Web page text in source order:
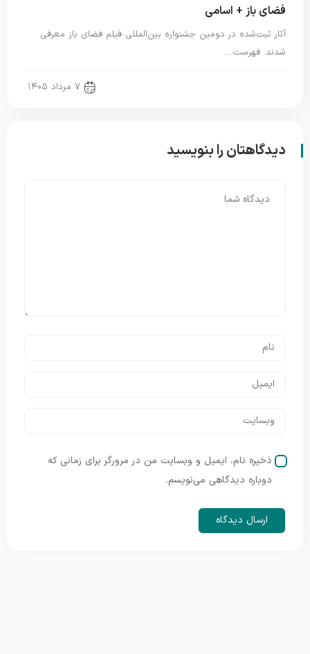
فضای باز + اسامی
آثار ثبت‌شده در دومین جشنواره بین‌المللی فیلم فضای باز معرفی
شدند. فهرست…
۷ مرداد ۱۴۰۵
دیدگاهتان را بنویسید
ذخیره نام، ایمیل و وبسایت من در مرورگر برای زمانی که
دوباره دیدگاهی می‌نویسم.